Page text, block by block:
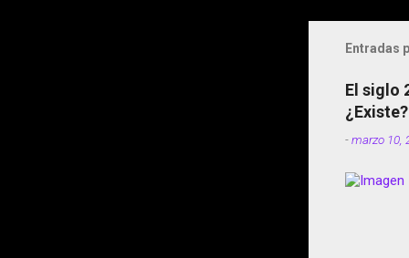
Entradas
El siglo
¿Existe?
-marzo 10,